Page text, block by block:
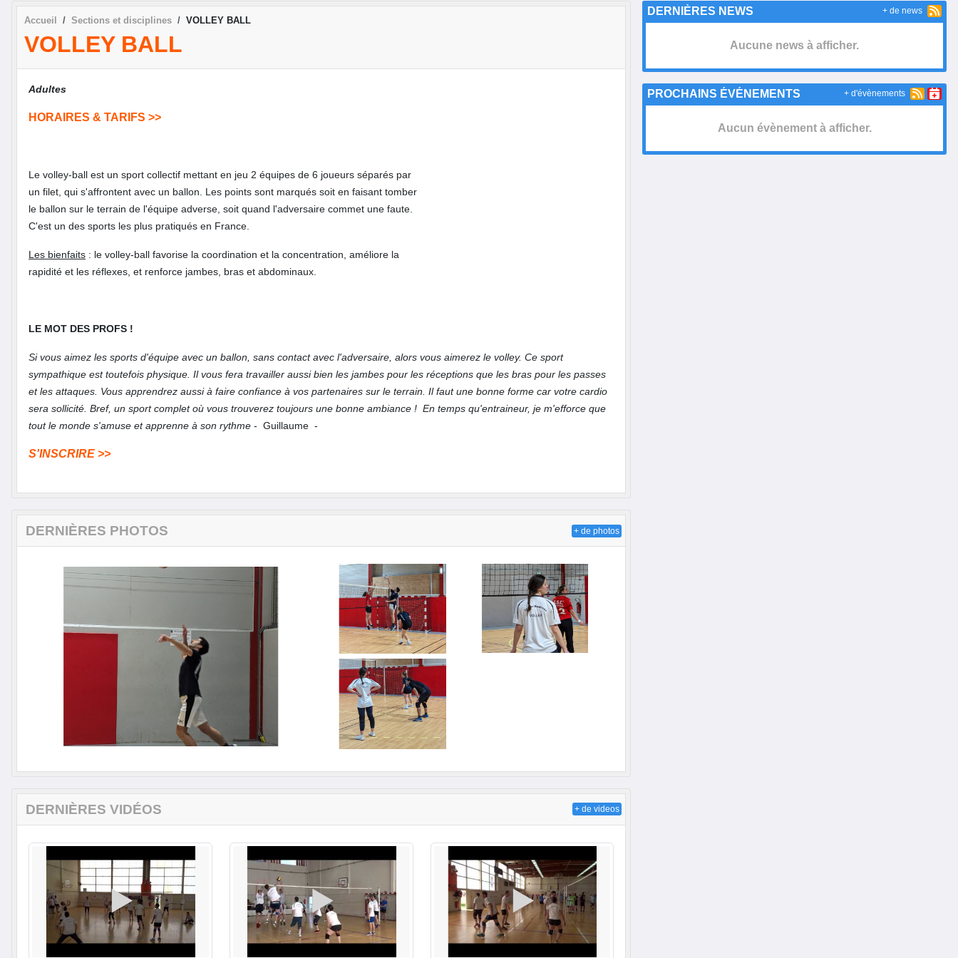
Accueil Sections et disciplines VOLLEY BALL
VOLLEY BALL
Adultes
HORAIRES & TARIFS >>
Le volley-ball est un sport collectif mettant en jeu 2 équipes de 6 joueurs séparés par
un filet, qui s'affrontent avec un ballon. Les points sont marqués soit en faisant tomber
le ballon sur le terrain de l'équipe adverse, soit quand l'adversaire commet une faute.
C'est un des sports les plus pratiqués en France.
Les bienfaits : le volley-ball favorise la coordination et la concentration, améliore la
rapidité et les réflexes, et renforce jambes, bras et abdominaux.
LE MOT DES PROFS !
Si vous aimez les sports d'équipe avec un ballon, sans contact avec l'adversaire, alors vous aimerez le volley. Ce sport
sympathique est toutefois physique. Il vous fera travailler aussi bien les jambes pour les réceptions que les bras pour les passes
et les attaques. Vous apprendrez aussi à faire confiance à vos partenaires sur le terrain. Il faut une bonne forme car votre cardio
sera sollicité. Bref, un sport complet où vous trouverez toujours une bonne ambiance ! En temps qu'entraineur, je m'efforce que
tout le monde s'amuse et apprenne à son rythme - Guillaume -
S'INSCRIRE >>
DERNIÈRES PHOTOS + de photos
DERNIÈRES VIDÉOS + de videos
DERNIÈRES NEWS
Aucune news à afficher.
+ de news
PROCHAINS ÉVÉNEMENTS
Aucun évènement à afficher.
+ d'évènements